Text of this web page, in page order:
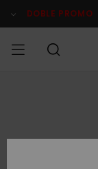
del
DOBLE PROMO